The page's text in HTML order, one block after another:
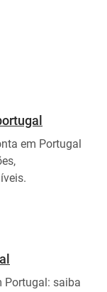
em Portugal
Portugal: saiba